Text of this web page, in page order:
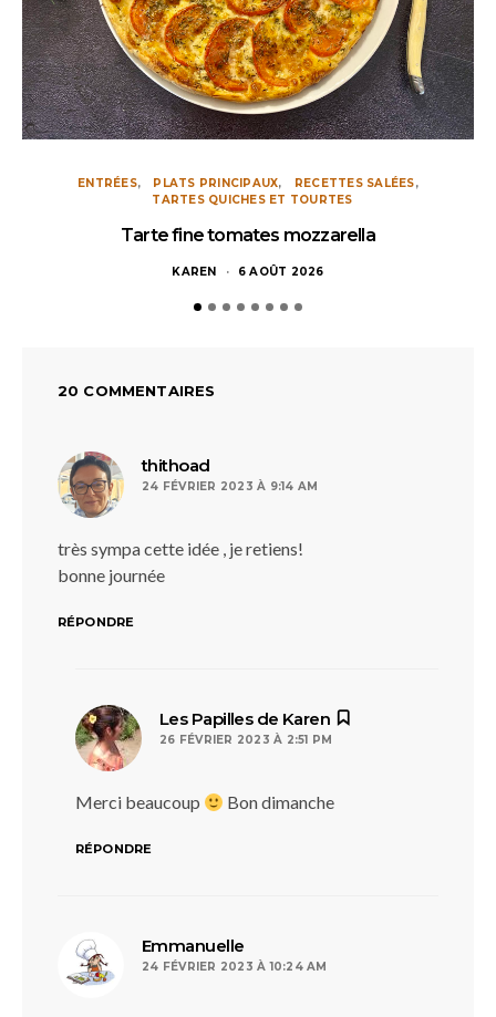
ENTRÉES PLATS PRINCIPAUX
RECETTES SALÉES
TARTES QUICHES ET TOURTES
Tarte fine tomates mozzarella
KAREN 6 AOÛT 2026
20 COMMENTAIRES
thithoad
24 FÉVRIER 2023 À 9:14 AM
très sympa cette idée , je retiens!
bonne journée
RÉPONDRE
Les Papilles de Karen
26 FÉVRIER 2023 À 2:51 PM
Merci beaucoup Bon dimanche
RÉPONDRE
Emmanuelle
24 FÉVRIER 2023 À 10:24 AM